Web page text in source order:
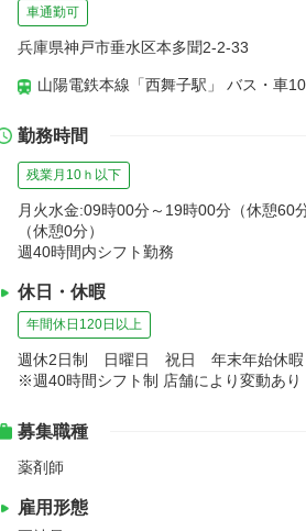
車通勤可
兵庫県神戸市垂水区本多聞2-2-33
山陽電鉄本線「西舞子駅」 バス・車
勤務時間
残業月10ｈ以下
月火水金:09時00分～19時00分（休憩
（休憩0分）
週40時間内シフト勤務
休日・休暇
年間休日120日以上
週休2日制 日曜日 祝日 年末年始休
※週40時間シフト制 店舗により変動あり
募集職種
薬剤師
雇用形態